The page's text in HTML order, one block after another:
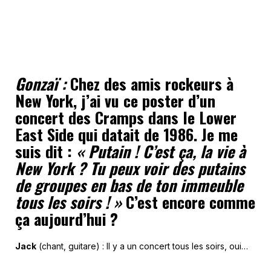
Gonzaï :Chez des amis rockeurs à
New York, j’ai vu ce poster d’un
concert des Cramps dans le Lower
East Side qui datait de 1986. Je me
suis dit : « Putain ! C’est ça, la vie à
New York ? Tu peux voir des putains
de groupes en bas de ton immeuble
tous les soirs ! »C’est encore comme
ça aujourd’hui ?
Jack (chant, guitare) : Il y a un concert tous les soirs, oui…